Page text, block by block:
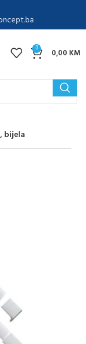
0 0,00 KM
bijela